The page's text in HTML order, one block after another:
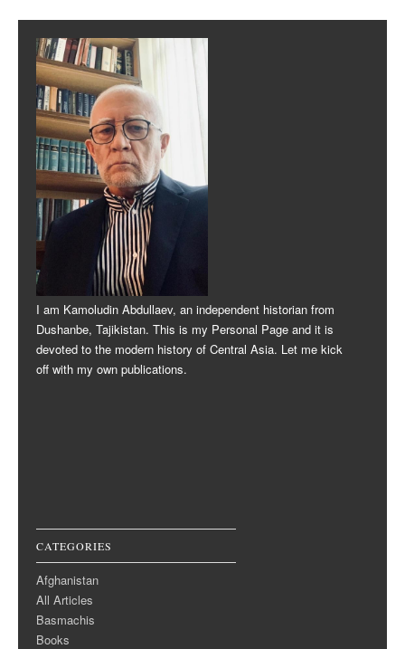
Post navigation
I am Kamoludin Abdullaev, an independent historian from
Dushanbe, Tajikistan. This is my Personal Page and it is
devoted to the modern history of Central Asia. Let me kick
off with my own publications.
CATEGORIES
Afghanistan
All Articles
Basmachis
Books